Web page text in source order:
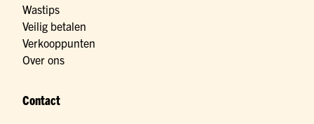
Wastips
Veilig betalen
Verkooppunten
Over ons
Contact